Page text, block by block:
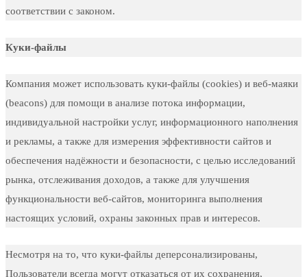
соответствии с законом.
Куки-файлы
Компания может использовать куки-файлы (cookies) и веб-маяки
(beacons) для помощи в анализе потока информации,
индивидуальной настройки услуг, информационного наполнения
и рекламы, а также для измерения эффективности сайтов и
обеспечения надёжности и безопасности, с целью исследований
рынка, отслеживания доходов, а также для улучшения
функциональности веб-сайтов, мониторинга выполнения
настоящих условий, охраны законных прав и интересов.
Несмотря на то, что куки-файлы деперсонализированы,
Пользователи всегда могут отказаться от их сохранения,